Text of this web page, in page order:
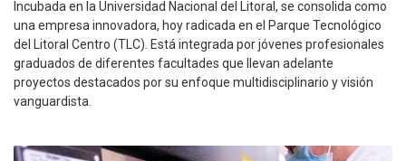
Incubada en la Universidad Nacional del Litoral, se consolida como
una empresa innovadora, hoy radicada en el Parque Tecnológico
del Litoral Centro (TLC). Está integrada por jóvenes profesionales
graduados de diferentes facultades que llevan adelante
proyectos destacados por su enfoque multidisciplinario y visión
vanguardista.